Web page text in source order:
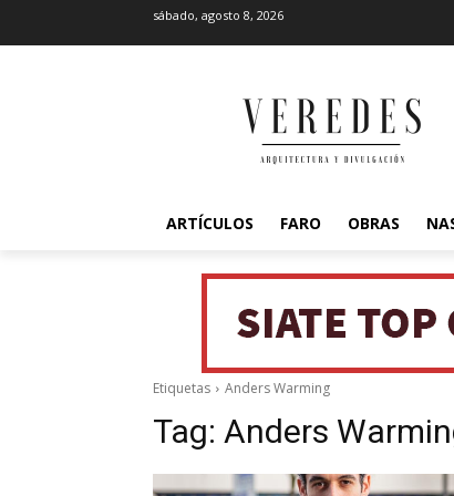
sábado, agosto 8, 2026
ARTÍCULOS FARO OBRAS
Etiquetas Anders Warming
Tag: Anders